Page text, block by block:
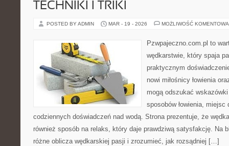
TECHNIKI I TRIKI
POSTED BY ADMIN MAR - 19 - 2026 MOŻLIWOŚĆ
Pzwpajeczno.com.pl to
wędkarstwie, który spaja
praktycznym
nowi miłośnicy łowienia
mogą odszukać
sposobów łowienia, miejsc
codziennych doświadczeń nad wodą. Strona prezentuje, że
również sposób na relaks, który daje prawdziwą satysfakcję. Na
różne oblicza wędkarskiej pasji i zrozumieć, jak rozsądniej […]